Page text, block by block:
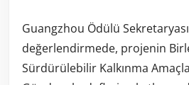
Guangzhou Ödülü
değerlendirmede, projenin
Sürdürülebilir Kalkınma